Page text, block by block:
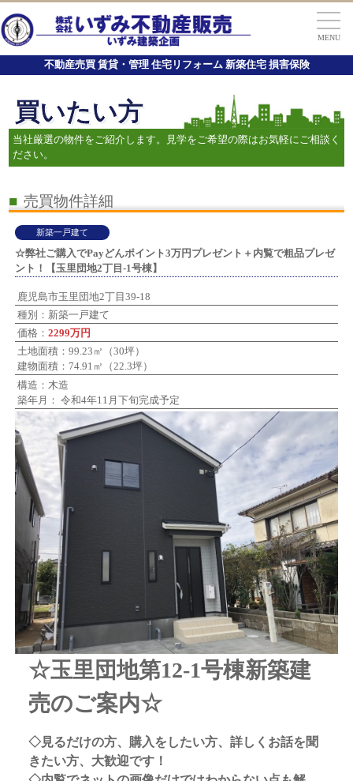
MENU
不動産売買 賃貸・管理 住宅リフォーム 新築住宅 損害保険
買いたい方
当社厳選の物件をご紹介します。見学をご希望の際はお気軽にご相談く
ださい。
■ 売買物件詳細
新築一戸建て
☆弊社ご購入でPayどんポイント3万円プレゼント＋内覧で粗品プレゼ
ント！【玉里団地2丁目-1号棟】
鹿児島市玉里団地2丁目39-18
種別：新築一戸建て
価格：2299万円
土地面積：99.23㎡（30坪）
建物面積：74.91㎡（22.3坪）
構造：木造
築年月： 令和4年11月下旬完成予定
☆玉里団地第12-1号棟新築建
売のご案内☆
◇見るだけの方、購入をしたい方、詳しくお話を聞
きたい方、大歓迎です！